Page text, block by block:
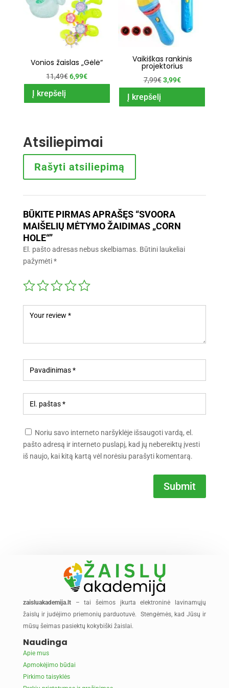
Vonios žaislas „Gėlė“
11,49€Original
was:
6,99€Current
is:
Į krepšelį
Vaikiškas rankinis
projektorius
7,99€ Original
was:
3,99€Current
is:
Į krepšelį
Atsiliepimai
Rašyti atsiliepimą
BŪKITE PIRMAS APRAŠĘS “SVOORA
MAIŠELIŲ MĖTYMO ŽAIDIMAS „CORN
HOLE“”
El. pašto adresas nebus skelbiamas. Būtini laukeliai
pažymėti*
Noriu savo interneto naršyklėje išsaugoti vardą, el.
pašto adresą ir interneto puslapį, kad jų nebereiktų įvesti
iš naujo, kai kitą kartą vėl norėsiu parašyti komentarą.
Submit
zaisluakademija.lt
– tai šeimos įkurta elektroninė lavinamųjų
žaislų ir judėjimo priemonių parduotuvė. Stengėmės, kad Jūsų ir
mūsų šeimas pasiektų kokybiški žaislai.
Naudinga
Apie mus
Apmokėjimo būdai
Pirkimo taisyklės